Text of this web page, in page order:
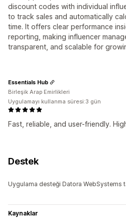
discount codes with individual
to track sales and automatically
time. It offers clear performance
reporting, making influencer
transparent, and scalable for
Fast, reliable, and user-friendly.
Essentials Hub
Birleşik Arap Emirlikleri
Uygulamayı kullanma süresi:3 gün
Destek
Uygulama desteği Datora WebSystems
Kaynaklar